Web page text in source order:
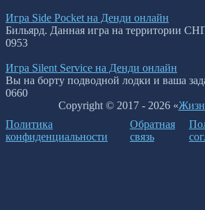
Игра Side Pocket на Денди онлайн
Бильярд. Данная игра на территории
0953
Игра Silent Service на Денди онлайн
Вы на борту подводной лодки и ваша
0660
Copyright © 2017 - 2026 «
Политика
конфиденциальности
Обратная
связь